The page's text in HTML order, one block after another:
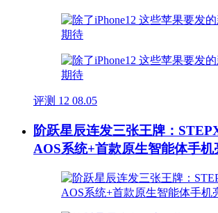
评测 12 08.05
阶跃星辰连发三张王牌：
AOS系统+首款原生智能体手机